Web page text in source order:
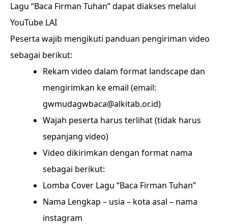
Lagu “Baca Firman Tuhan” dapat diakses melalui
YouTube LAI
Peserta wajib mengikuti panduan pengiriman video
sebagai berikut:
Rekam video dalam format landscape dan
mengirimkan ke email (email:
gwmudagwbaca@alkitab.or.id)
Wajah peserta harus terlihat (tidak harus
sepanjang video)
Video dikirimkan dengan format nama
sebagai berikut:
Lomba Cover Lagu “Baca Firman Tuhan”
Nama Lengkap – usia – kota asal – nama
instagram